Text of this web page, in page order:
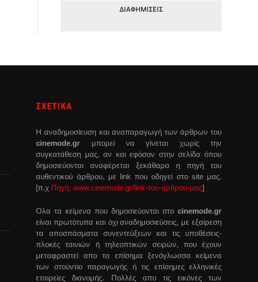
ΔΙΑΦΗΜΙΣΕΙΣ
ΣΧΕΤΙΚΑ
Η αναδημοσίευση και αναπαραγωγή των άρθρων του
cinemode.gr μπορεί να γίνεται χωρίς την
συγκατάθεση μας, αν και εφόσον στην σελίδα όπου
δημοσιεύονται αναφέρεται ξεκάθαρα η πηγή του
αυθεντικού άρθρου, με link που οδηγεί στο site μας.
[π.χ Πηγή: www.cinemode.gr/link-του-αρθρου-μας]
Ολα τα κείμενα που δημοσιεύονται στο cinemode.gr
είναι πρωτότυπα και όχι αναδημοσιεύσεις, με εξαίρεση
τα αποσπάσματα συνεντεύξεων και τις υποθέσεις-
πλοκές ταινιών ή τηλεοπτικών σειρών, που έχουν
μεταφραστεί απο τα επίσημα ξενόγλωσσα κείμενα
των στούντιο παραγωγής ή τις επίσημες ελληνικές
εταιρείες διανομής. Πολλές απο τις εικόνες των